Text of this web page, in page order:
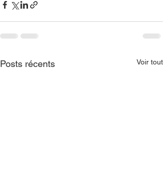
Posts récents Voir tout